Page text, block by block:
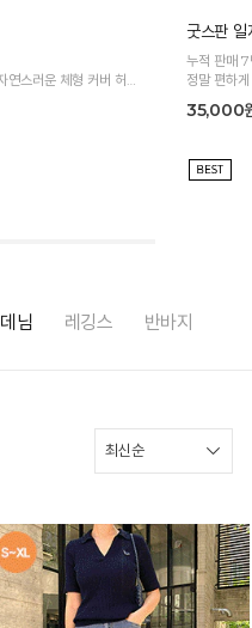
굿스판
누적 판매
정말 편하
35,000
데님 레깅스 반바지